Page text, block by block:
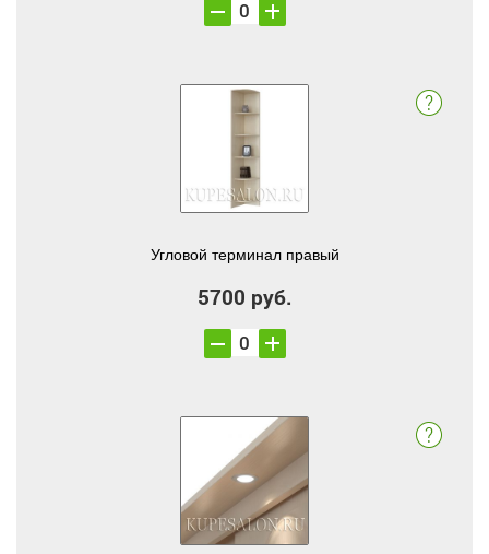
Угловой терминал правый
5700 руб.